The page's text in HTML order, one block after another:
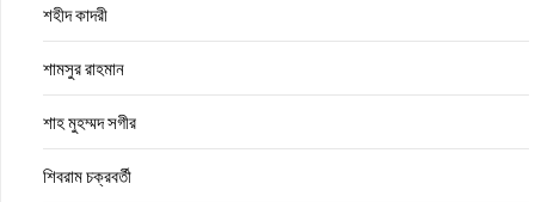
শহীদ কাদরী
শামসুর রাহমান
শাহ মুহম্মদ সগীর
শিবরাম চক্রবর্তী